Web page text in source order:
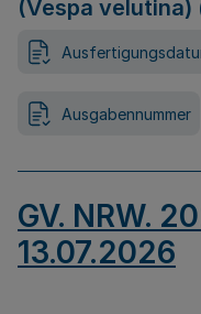
(Vespa velutina)
Ausgabennummer
GV. NRW.
13.07.2026